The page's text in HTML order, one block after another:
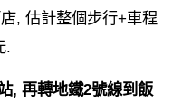
, 估計整個步行+車程
.
, 再轉地鐵2號線到飯